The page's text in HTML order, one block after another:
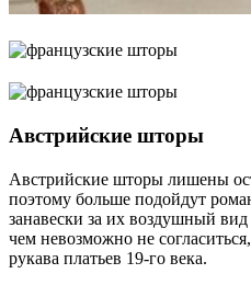
Австрийские шторы
Австрийские шторы лишены
поэтому больше подойдут
занавески за их воздушный
чем невозможно не
рукава платьев 19-го века.